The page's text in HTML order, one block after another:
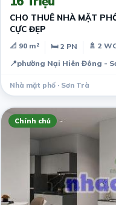
CHO THUÊ NHÀ MẶT
CỰC ĐẸP
📐 90 m² 🛏 2 PN
🚿 2
📍phường Nại Hiên Đông -
Nhà mặt phố · Sơn Trà
Chính chủ